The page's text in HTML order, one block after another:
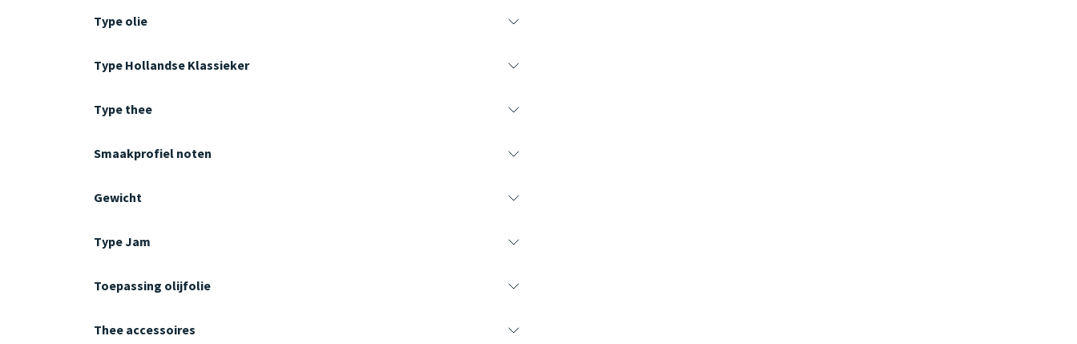
Type olie
Type Hollandse Klassieker
Type thee
Smaakprofiel noten
Gewicht
Type Jam
Toepassing olijfolie
Thee accessoires